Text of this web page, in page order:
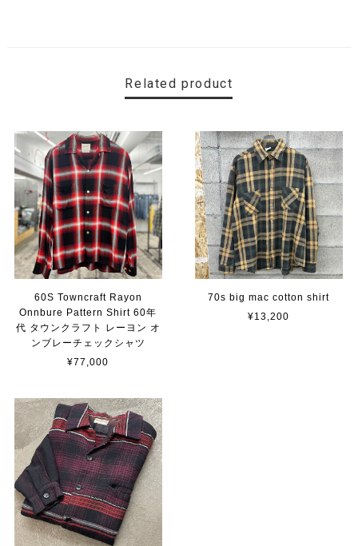
Related product
60S Towncraft Rayon
Onnbure Pattern Shirt 60年
代 タウンクラフト レーヨン オ
ンブレーチェックシャツ
¥77,000
70s big mac cotton shirt
¥13,200